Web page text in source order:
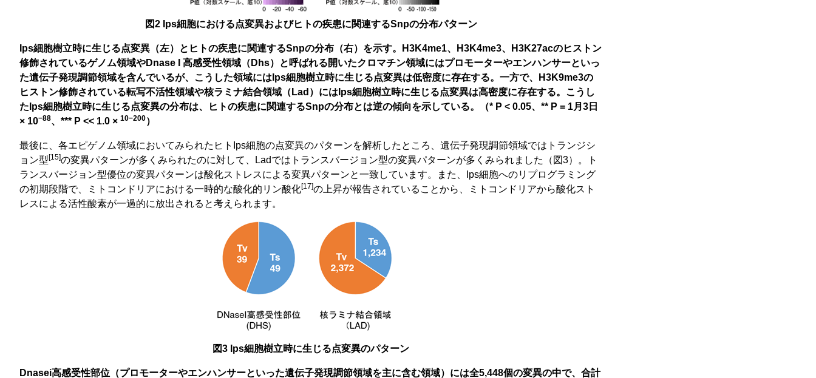
図2 Ips細胞における点変異およびヒトの疾患に関連するSnpの分布パターン
Ips細胞樹立時に生じる点変異（左）とヒトの疾患に関連するSnpの分布（右）を示す。H3K4me1、H3K4me3、H3K27acのヒストン
修飾されているゲノム領域やDnase I 高感受性領域（Dhs）と呼ばれる開いたクロマチン領域にはプロモーターやエンハンサーといっ
た遺伝子発現調節領域を含んでいるが、こうした領域にはIps細胞樹立時に生じる点変異は低密度に存在する。一方で、H3K9me3の
ヒストン修飾されている転写不活性領域や核ラミナ結合領域（Lad）にはIps細胞樹立時に生じる点変異は高密度に存在する。こうし
たIps細胞樹立時に生じる点変異の分布は、ヒトの疾患に関連するSnpの分布とは逆の傾向を示している。（* P < 0.05、** P = 1月3日
× 10−88、*** P << 1.0 × 10−200）
最後に、各エピゲノム領域においてみられたヒトIps細胞の点変異のパターンを解析したところ、遺伝子発現調節領域ではトランジシ
ョン型[15]の変異パターンが多くみられたのに対して、Ladではトランスバージョン型の変異パターンが多くみられました（図3）。ト
ランスバージョン型優位の変異パターンは酸化ストレスによる変異パターンと一致しています。また、Ips細胞へのリプログラミング
の初期段階で、ミトコンドリアにおける一時的な酸化的リン酸化[17]の上昇が報告されていることから、ミトコンドリアから酸化スト
レスによる活性酸素が一過的に放出されると考えられます。
図3 Ips細胞樹立時に生じる点変異のパターン
Dnasei高感受性部位（プロモーターやエンハンサーといった遺伝子発現調節領域を主に含む領域）には全5,448個の変異の中で、合計